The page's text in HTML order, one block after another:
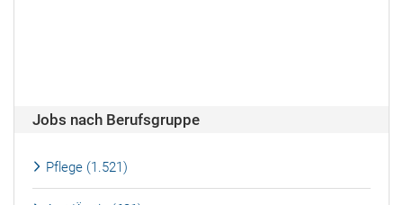
Jobs nach Berufsgruppe
Pflege (1.521)